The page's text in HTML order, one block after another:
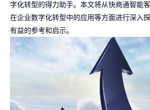
字化转型的得力助手。本文将从快商通智能
在企业数字化转型中的应用等方面进行深入
有益的参考和启示。